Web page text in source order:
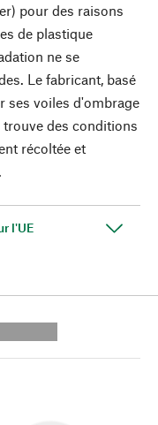
pour des raisons
de plastique
ne se
Le fabricant, basé
ses voiles d'ombrage
trouve des conditions
récoltée et
l'UE